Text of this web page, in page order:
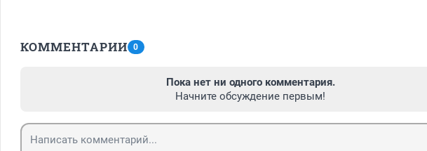
КОММЕНТАРИИ 0
Пока нет ни одного комментария.
Начните обсуждение первым!